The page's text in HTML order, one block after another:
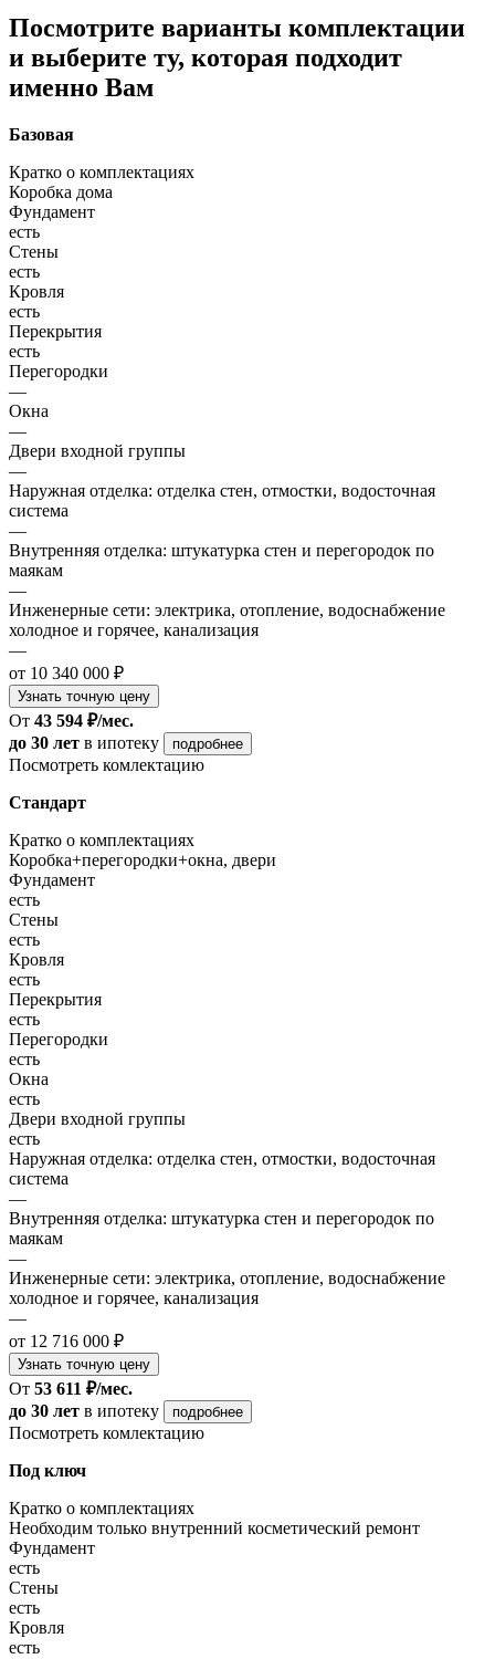
Посмотрите варианты комплектации
и выберите ту, которая подходит
именно Вам
Базовая
Кратко о комплектациях
Коробка дома
Фундамент
есть
Стены
есть
Кровля
есть
Перекрытия
есть
Перегородки
—
Окна
—
Двери входной группы
—
Наружная отделка: отделка стен, отмостки, водосточная
система
—
Внутренняя отделка: штукатурка стен и перегородок по
маякам
—
Инженерные сети: электрика, отопление, водоснабжение
холодное и горячее, канализация
—
от 10 340 000 ₽
Узнать точную цену
От 43 594 ₽/мес.
до 30 лет в ипотеку подробнее
Посмотреть комлектацию
Стандарт
Кратко о комплектациях
Коробка+перегородки+окна, двери
Фундамент
есть
Стены
есть
Кровля
есть
Перекрытия
есть
Перегородки
есть
Окна
есть
Двери входной группы
есть
Наружная отделка: отделка стен, отмостки, водосточная
система
—
Внутренняя отделка: штукатурка стен и перегородок по
маякам
—
Инженерные сети: электрика, отопление, водоснабжение
холодное и горячее, канализация
—
от 12 716 000 ₽
Узнать точную цену
От 53 611 ₽/мес.
до 30 лет в ипотеку подробнее
Посмотреть комлектацию
Под ключ
Кратко о комплектациях
Необходим только внутренний косметический ремонт
Фундамент
есть
Стены
есть
Кровля
есть